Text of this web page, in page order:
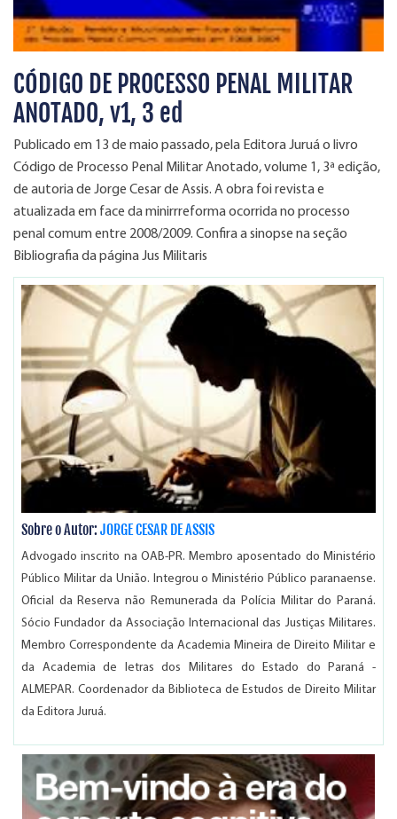
CÓDIGO DE PROCESSO PENAL MILITAR
ANOTADO, v1, 3 ed
Publicado em 13 de maio passado, pela Editora Juruá o livro
Código de Processo Penal Militar Anotado, volume 1, 3ª edição,
de autoria de Jorge Cesar de Assis. A obra foi revista e
atualizada em face da minirrreforma ocorrida no processo
penal comum entre 2008/2009. Confira a sinopse na seção
Bibliografia da página Jus Militaris
Sobre o Autor:JORGE CESAR DE ASSIS
Advogado inscrito na OAB-PR. Membro aposentado do Ministério
Público Militar da União. Integrou o Ministério Público paranaense.
Oficial da Reserva não Remunerada da Polícia Militar do Paraná.
Sócio Fundador da Associação Internacional das Justiças Militares.
Membro Correspondente da Academia Mineira de Direito Militar e
da Academia de letras dos Militares do Estado do Paraná -
ALMEPAR. Coordenador da Biblioteca de Estudos de Direito Militar
da Editora Juruá.